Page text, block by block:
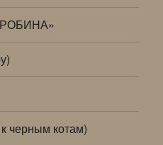
черным котам)